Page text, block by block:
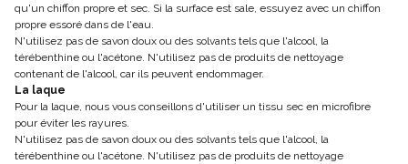
qu'un chiffon propre et sec. Si la surface est sale, essuyez avec un chiffon
propre essoré dans de l'eau.
N'utilisez pas de savon doux ou des solvants tels que l'alcool, la
térébenthine ou l'acétone. N'utilisez pas de produits de nettoyage
contenant de l'alcool, car ils peuvent endommager.
La laque
Pour la laque, nous vous conseillons d'utiliser un tissu sec en microfibre
pour éviter les rayures.
N'utilisez pas de savon doux ou des solvants tels que l'alcool, la
térébenthine ou l'acétone. N'utilisez pas de produits de nettoyage